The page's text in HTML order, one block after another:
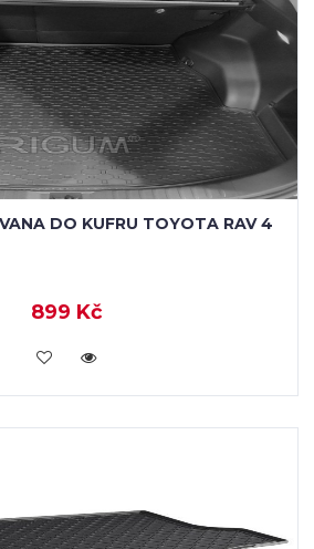
DO KUFRU TOYOTA RAV 4
899 Kč
KOUPIT